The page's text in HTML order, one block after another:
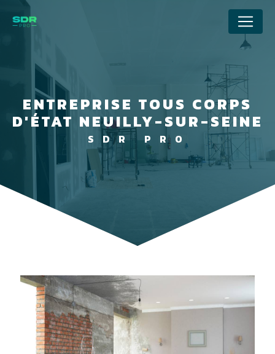
ENTREPRISE TOUS CORPS
D'ÉTAT NEUILLY-SUR-SEINE
SDR PRO
Panneau de gestion des cookies